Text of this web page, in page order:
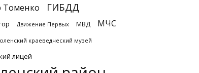
Томенко ГИБДД
Движение Первых МВД МЧС
краеведческий музей
лицей